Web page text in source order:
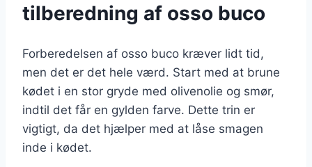
tilberedning af osso buco
Forberedelsen af osso buco kræver lidt tid,
men det er det hele værd. Start med at brune
kødet i en stor gryde med olivenolie og smør,
indtil det får en gylden farve. Dette trin er
vigtigt, da det hjælper med at låse smagen
inde i kødet.